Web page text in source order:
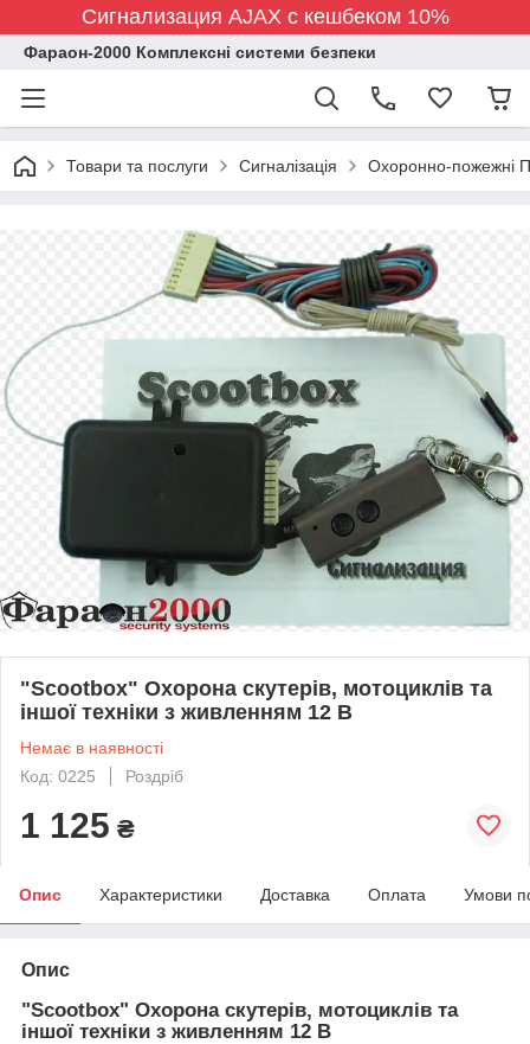
Сигнализация AJAX с кешбеком 10%
Фараон-2000 Комплексні системи безпеки
Товари та послуги Сигналізація Охоронно-пожежні
"Scootbox" Охорона скутерів, мотоциклів та
іншої техніки з живленням 12 В
Немає в наявності
Код: 0225
Роздріб
1 125 ₴
Опис Характеристики Доставка Оплата Умови
Опис
"Scootbox" Охорона скутерів, мотоциклів та
іншої техніки з живленням 12 В